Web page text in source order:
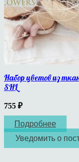
Набор цветов из
SHL
755 ₽
Подробнее
Уведомить о